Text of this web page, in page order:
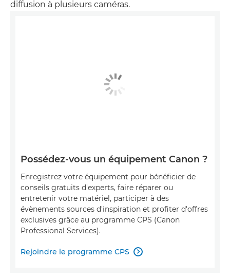
diffusion à plusieurs caméras.
Possédez-vous un équipement Canon ?
Enregistrez votre équipement pour bénéficier de
conseils gratuits d'experts, faire réparer ou
entretenir votre matériel, participer à des
évènements sources d'inspiration et profiter d'offres
exclusives grâce au programme CPS (Canon
Professional Services).
Rejoindre le programme CPS 